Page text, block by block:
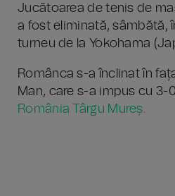
Jucătoarea de tenis de
a fost eliminată, sâmbătă,
turneu de la Yokohama
Românca s-a înclinat în
Man, care s-a impus cu 3-
România Târgu Mureș.